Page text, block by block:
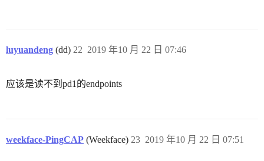
luyuandeng (dd) 2019 年10 月 22 日 07:46
22
应该是读不到pd1的endpoints
weekface-PingCAP (Weekface) 2019 年10 月 22 日 07:51
23